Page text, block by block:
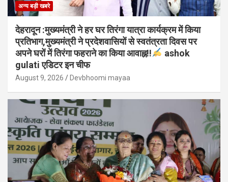
अन्य बड़ी खबरे
देहरादून :मुख्यमंत्री ने हर घर तिरंगा यात्रा कार्यक्रम में किया
प्रतिभाग,मुख्यमंत्री ने प्रदेशवासियों से स्वतंत्रता दिवस पर
अपने घरों में तिरंगा फहराने का किया आवाह्न!!
ashok
gulati एडिटर इन चीफ
August 9, 2026 Devbhoomi mayaa